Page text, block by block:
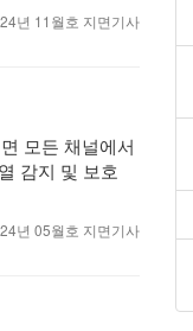
년 11월호 지면기사
모든 채널에서
감지 및 보호
년 05월호 지면기사